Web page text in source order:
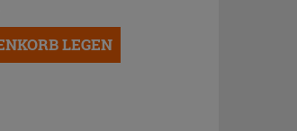
LEGEN